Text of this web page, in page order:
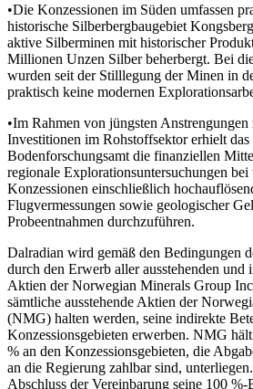
•Die Konzessionen im Süden umfassen
historische Silberbergbaugebiet
aktive Silberminen mit historischer
Millionen Unzen Silber beherbergt. Bei
wurden seit der Stilllegung der Minen in
praktisch keine modernen
•Im Rahmen von jüngsten
Investitionen im Rohstoffsektor erhielt
Bodenforschungsamt die finanziellen
regionale Explorationsuntersuchungen bei
Konzessionen einschließlich
Flugvermessungen sowie geologischer
Probeentnahmen durchzuführen.
Dalradian wird gemäß den Bedingungen
durch den Erwerb aller ausstehenden
Aktien der Norwegian Minerals Group
sämtliche ausstehende Aktien der
(NMG) halten werden, seine indirekte
Konzessionsgebieten erwerben. NMG
% an den Konzessionsgebieten, die
an die Regierung zahlbar sind,
Abschluss der Vereinbarung seine 100